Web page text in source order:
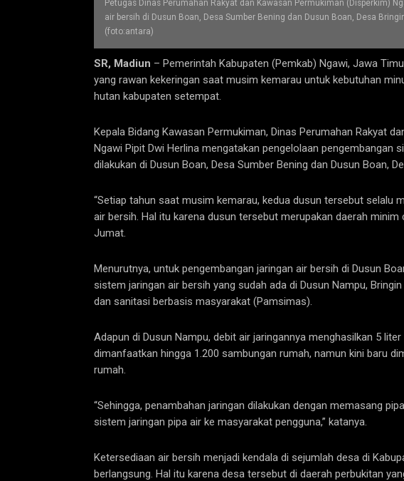
Petugas Dinas Perumahan Rakyat dan Kawasan Permukiman (Disperkim)
air bersih di Dusun Boan, Desa Sumber Bening dan Dusun Boan, Desa
(foto:antara)
SR, Madiun – Pemerintah Kabupaten (Pemkab) Ngawi, Jawa
yang rawan kekeringan saat musim kemarau untuk kebutuhan
hutan kabupaten setempat.
Kepala Bidang Kawasan Permukiman, Dinas Perumahan Rakyat
Ngawi Pipit Dwi Herlina mengatakan pengelolaan pengembangan
dilakukan di Dusun Boan, Desa Sumber Bening dan Dusun Boan,
“Setiap tahun saat musim kemarau, kedua dusun tersebut selalu
air bersih. Hal itu karena dusun tersebut merupakan daerah minim
Jumat.
Menurutnya, untuk pengembangan jaringan air bersih di Dusun
sistem jaringan air bersih yang sudah ada di Dusun Nampu,
dan sanitasi berbasis masyarakat (Pamsimas).
Adapun di Dusun Nampu, debit air jaringannya menghasilkan 5
dimanfaatkan hingga 1.200 sambungan rumah, namun kini baru
rumah.
“Sehingga, penambahan jaringan dilakukan dengan memasang
sistem jaringan pipa air ke masyarakat pengguna,” katanya.
Ketersediaan air bersih menjadi kendala di sejumlah desa di
berlangsung. Hal itu karena desa tersebut di daerah perbukitan